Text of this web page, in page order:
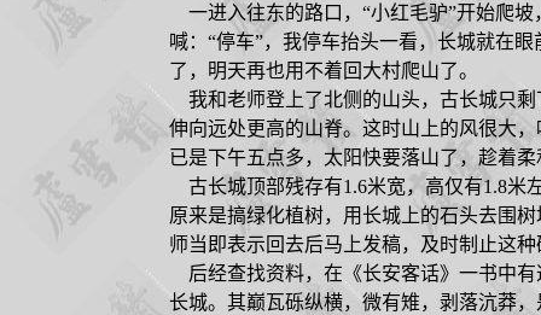
一进入往东的路口，“小红毛驴”开始爬
喊：“停车”，我停车抬头一看，长城就在
了，明天再也用不着回大村爬山了。
我和老师登上了北侧的山头，古长城只
伸向远处更高的山脊。这时山上的风很大
已是下午五点多，太阳快要落山了，趁着
古长城顶部残存有1.6米宽，高仅有1.8米
原来是搞绿化植树，用长城上的石头去围
师当即表示回去后马上发稿，及时制止这
后经查找资料，在《长安客话》一书中
长城。其巅瓦砾纵横，微有雉，剥落沆莽